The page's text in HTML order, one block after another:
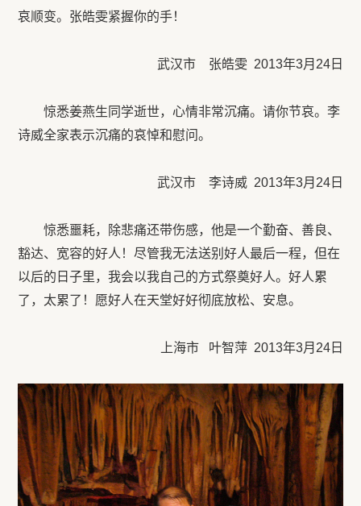
哀顺变。张皓雯紧握你的手！
武汉市 张皓雯 2013年3月24日
惊悉姜燕生同学逝世，心情非常沉痛。请你节哀。李
诗威全家表示沉痛的哀悼和慰问。
武汉市 李诗威 2013年3月24日
惊悉噩耗，除悲痛还带伤感，他是一个勤奋、善良、
豁达、宽容的好人！尽管我无法送别好人最后一程，但在
以后的日子里，我会以我自己的方式祭奠好人。好人累
了，太累了！愿好人在天堂好好彻底放松、安息。
上海市 叶智萍 2013年3月24日